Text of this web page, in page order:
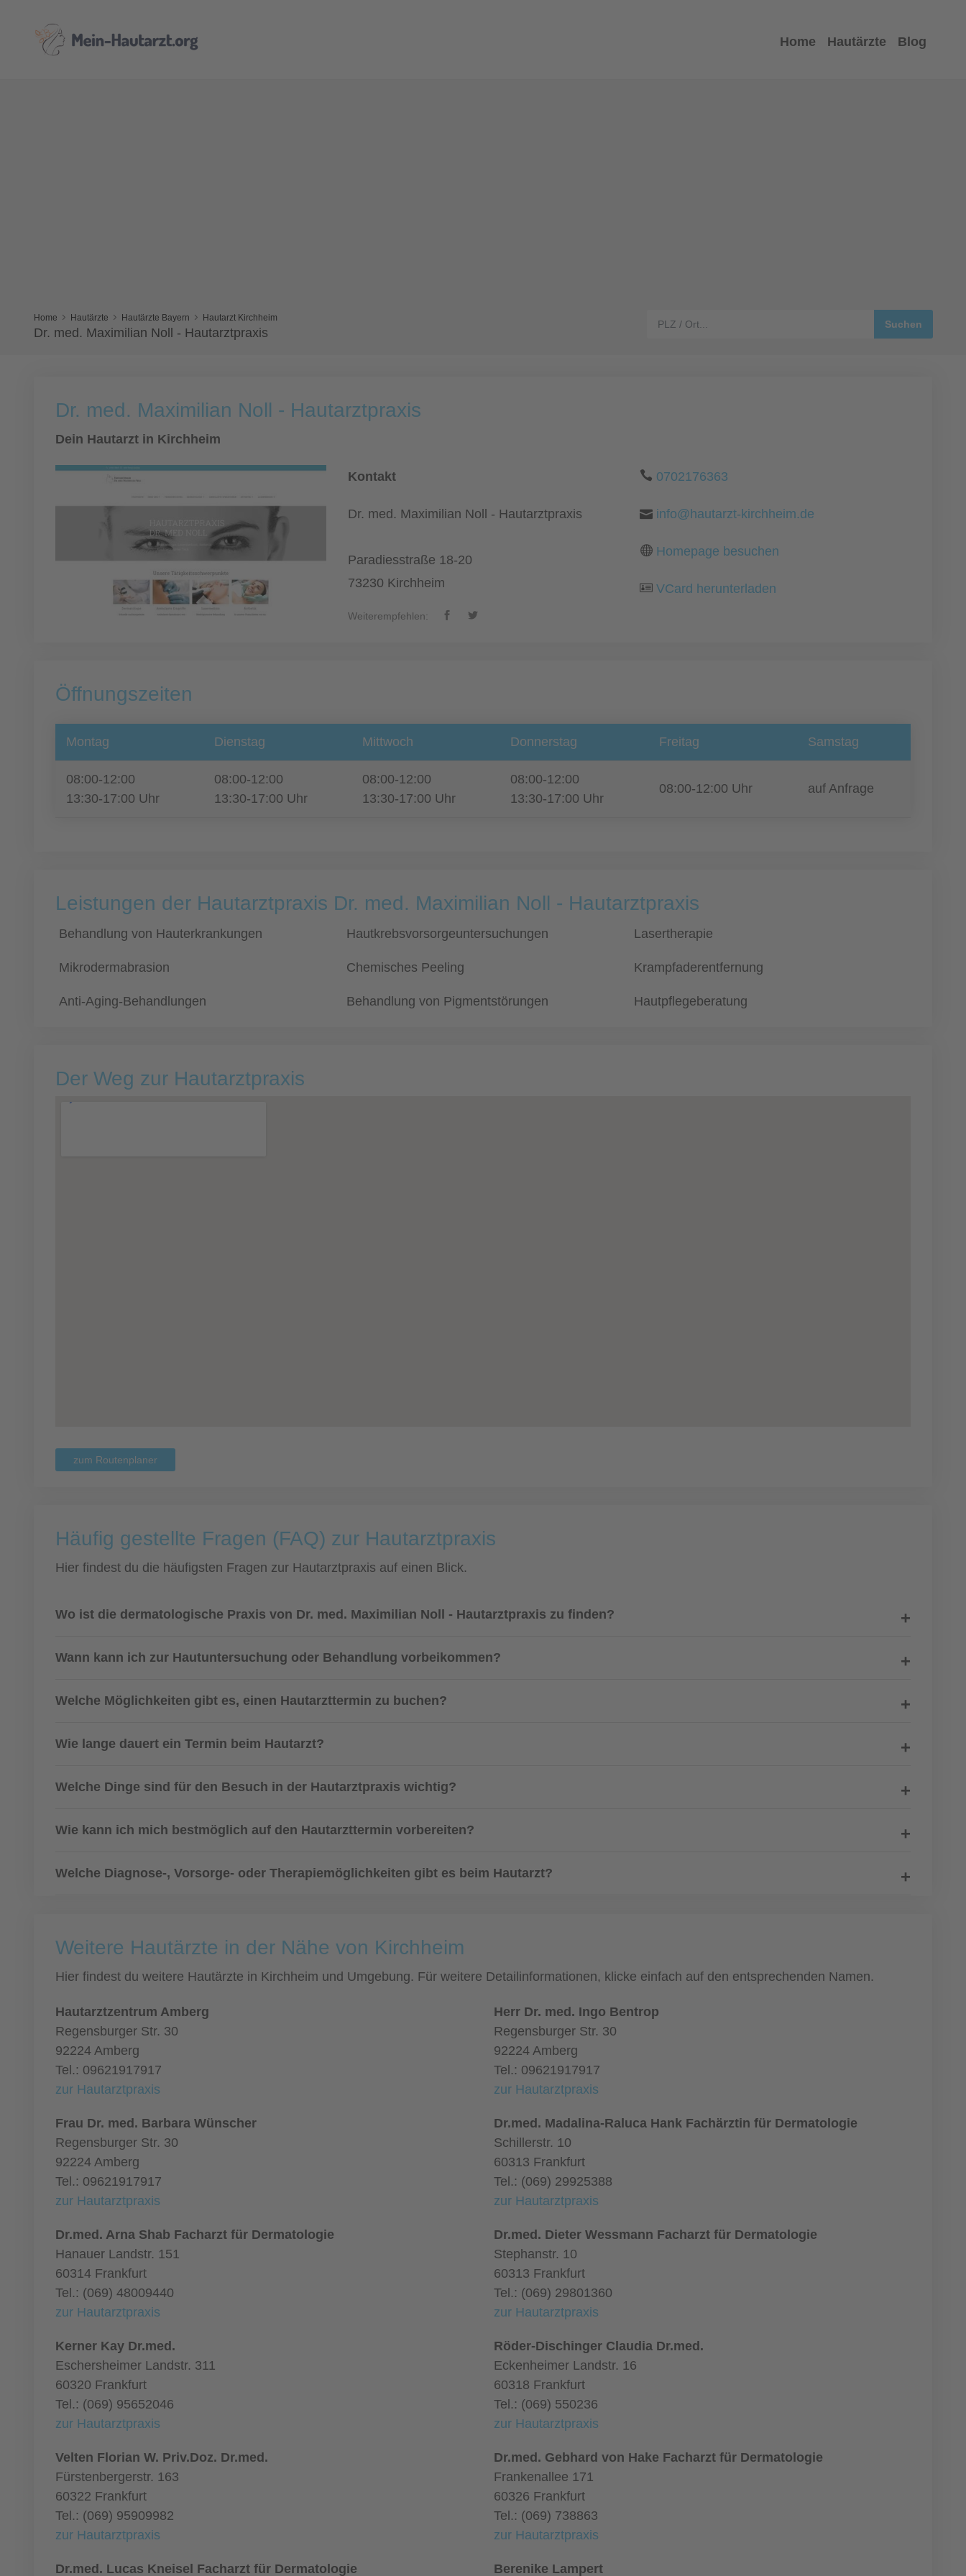
Home Hautärzte Blog
Home Hautärzte Hautärzte Bayern Hautarzt Kirchheim
Dr. med. Maximilian Noll - Hautarztpraxis
Dr. med. Maximilian Noll - Hautarztpraxis
Dein Hautarzt in Kirchheim
Kontakt
Dr. med. Maximilian Noll - Hautarztpraxis
Paradiesstraße 18-20
73230 Kirchheim
Weiterempfehlen:
0702176363
info@hautarzt-kirchheim.de
Homepage besuchen
VCard herunterladen
Öffnungszeiten
Montag Dienstag Mittwoch Donnerstag Freitag Samstag
08:00-12:00
13:30-17:00 Uhr
08:00-12:00
13:30-17:00 Uhr
08:00-12:00
13:30-17:00 Uhr
08:00-12:00
13:30-17:00 Uhr
08:00-12:00 Uhr auf Anfrage
Leistungen der Hautarztpraxis Dr. med. Maximilian Noll - Hautarztpraxis
Behandlung von Hauterkrankungen Hautkrebsvorsorgeuntersuchungen Lasertherapie
Mikrodermabrasion Chemisches Peeling Krampfaderentfernung
Anti-Aging-Behandlungen Behandlung von Pigmentstörungen Hautpflegeberatung
Der Weg zur Hautarztpraxis
zum Routenplaner
Häufig gestellte Fragen (FAQ) zur Hautarztpraxis
Hier findest du die häufigsten Fragen zur Hautarztpraxis auf einen Blick.
Wo ist die dermatologische Praxis von Dr. med. Maximilian Noll - Hautarztpraxis zu finden?
Wann kann ich zur Hautuntersuchung oder Behandlung vorbeikommen?
Welche Möglichkeiten gibt es, einen Hautarzttermin zu buchen?
Wie lange dauert ein Termin beim Hautarzt?
Welche Dinge sind für den Besuch in der Hautarztpraxis wichtig?
Wie kann ich mich bestmöglich auf den Hautarzttermin vorbereiten?
Welche Diagnose-, Vorsorge- oder Therapiemöglichkeiten gibt es beim Hautarzt?
Weitere Hautärzte in der Nähe von Kirchheim
Hier findest du weitere Hautärzte in Kirchheim und Umgebung. Für weitere Detailinformationen, klicke einfach auf den entsprechenden Namen.
Hautarztzentrum Amberg
Regensburger Str. 30
92224 Amberg
Tel.: 09621917917
zur Hautarztpraxis
Herr Dr. med. Ingo Bentrop
Regensburger Str. 30
92224 Amberg
Tel.: 09621917917
zur Hautarztpraxis
Frau Dr. med. Barbara Wünscher
Regensburger Str. 30
92224 Amberg
Tel.: 09621917917
zur Hautarztpraxis
Dr.med. Madalina-Raluca Hank Fachärztin für Dermatologie
Schillerstr. 10
60313 Frankfurt
Tel.: (069) 29925388
zur Hautarztpraxis
Dr.med. Arna Shab Facharzt für Dermatologie
Hanauer Landstr. 151
60314 Frankfurt
Tel.: (069) 48009440
zur Hautarztpraxis
Dr.med. Dieter Wessmann Facharzt für Dermatologie
Stephanstr. 10
60313 Frankfurt
Tel.: (069) 29801360
zur Hautarztpraxis
Kerner Kay Dr.med.
Eschersheimer Landstr. 311
60320 Frankfurt
Tel.: (069) 95652046
zur Hautarztpraxis
Röder-Dischinger Claudia Dr.med.
Eckenheimer Landstr. 16
60318 Frankfurt
Tel.: (069) 550236
zur Hautarztpraxis
Velten Florian W. Priv.Doz. Dr.med.
Fürstenbergerstr. 163
60322 Frankfurt
Tel.: (069) 95909982
zur Hautarztpraxis
Dr.med. Gebhard von Hake Facharzt für Dermatologie
Frankenallee 171
60326 Frankfurt
Tel.: (069) 738863
zur Hautarztpraxis
Dr.med. Lucas Kneisel Facharzt für Dermatologie Berenike Lampert